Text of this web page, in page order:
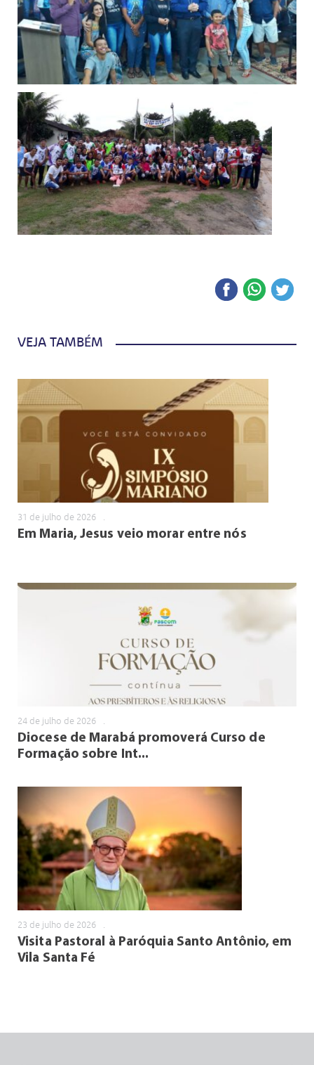
VEJA TAMBÉM
31 de julho de 2026 .
Em Maria, Jesus veio morar entre nós
24 de julho de 2026 .
Diocese de Marabá promoverá Curso de
Formação sobre Int...
23 de julho de 2026 .
Visita Pastoral à Paróquia Santo Antônio, em
Vila Santa Fé